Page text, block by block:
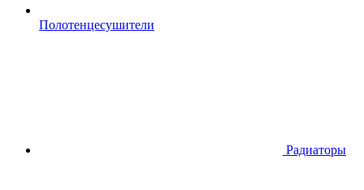
Полотенцесушители
Радиаторы